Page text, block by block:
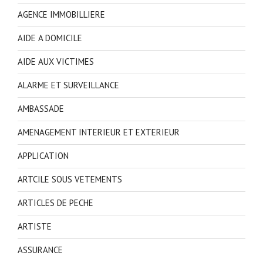
AGENCE IMMOBILLIERE
AIDE A DOMICILE
AIDE AUX VICTIMES
ALARME ET SURVEILLANCE
AMBASSADE
AMENAGEMENT INTERIEUR ET EXTERIEUR
APPLICATION
ARTCILE SOUS VETEMENTS
ARTICLES DE PECHE
ARTISTE
ASSURANCE